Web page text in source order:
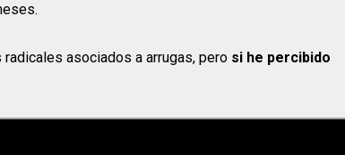
asociados a arrugas, pero si he percibido